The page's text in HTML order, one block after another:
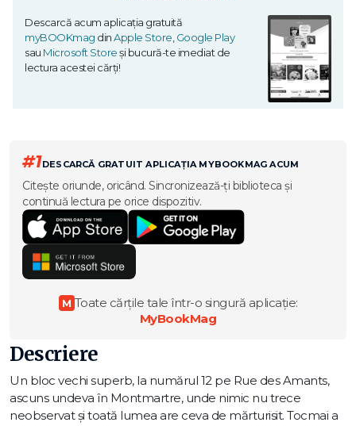
Descarcă acum aplicația gratuită
myBOOKmag dinApple Store Google Play
sau Microsoft Storeși bucură-te imediat de
lectura acestei cărți!
#1DESCARCĂ GRATUIT APLICAȚIA MYBOOKMAG ACUM
Citește oriunde, oricând. Sincronizează-ți biblioteca și
continuă lectura pe orice dispozitiv.
M Toate cărțile tale într-o singură aplicație:
MyBookMag
Descriere
Un bloc vechi superb, la numărul 12 pe Rue des Amants,
ascuns undeva în Montmartre, unde nimic nu trece
neobservat și toată lumea are ceva de mărturisit. Tocmai a